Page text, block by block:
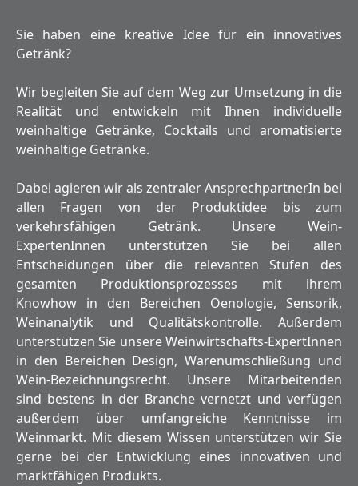
Sie haben eine kreative Idee für ein innovatives
Getränk?
Wir begleiten Sie auf dem Weg zur Umsetzung in die
Realität und entwickeln mit Ihnen individuelle
weinhaltige Getränke, Cocktails und aromatisierte
weinhaltige Getränke.
Dabei agieren wir als zentraler AnsprechpartnerIn bei
allen Fragen von der Produktidee bis zum
verkehrsfähigen Getränk. Unsere Wein-
ExpertenInnen unterstützen Sie bei allen
Entscheidungen über die relevanten Stufen des
gesamten Produktionsprozesses mit ihrem
Knowhow in den Bereichen Oenologie, Sensorik,
Weinanalytik und Qualitätskontrolle. Außerdem
unterstützen Sie unsere Weinwirtschafts-ExpertInnen
in den Bereichen Design, Warenumschließung und
Wein-Bezeichnungsrecht. Unsere Mitarbeitenden
sind bestens in der Branche vernetzt und verfügen
außerdem über umfangreiche Kenntnisse im
Weinmarkt. Mit diesem Wissen unterstützen wir Sie
gerne bei der Entwicklung eines innovativen und
marktfähigen Produkts.